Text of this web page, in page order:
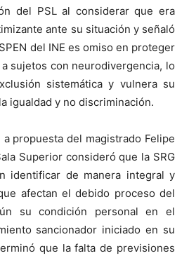
del PSL al considerar que era
ante su situación y señaló
del INE es omiso en proteger
sujetos con neurodivergencia, lo
sistemática y vulnera su
igualdad y no discriminación.
a propuesta del magistrado Felipe
Superior consideró que la SRG
identificar de manera integral y
afectan el debido proceso del
su condición personal en el
sancionador iniciado en su
que la falta de previsiones